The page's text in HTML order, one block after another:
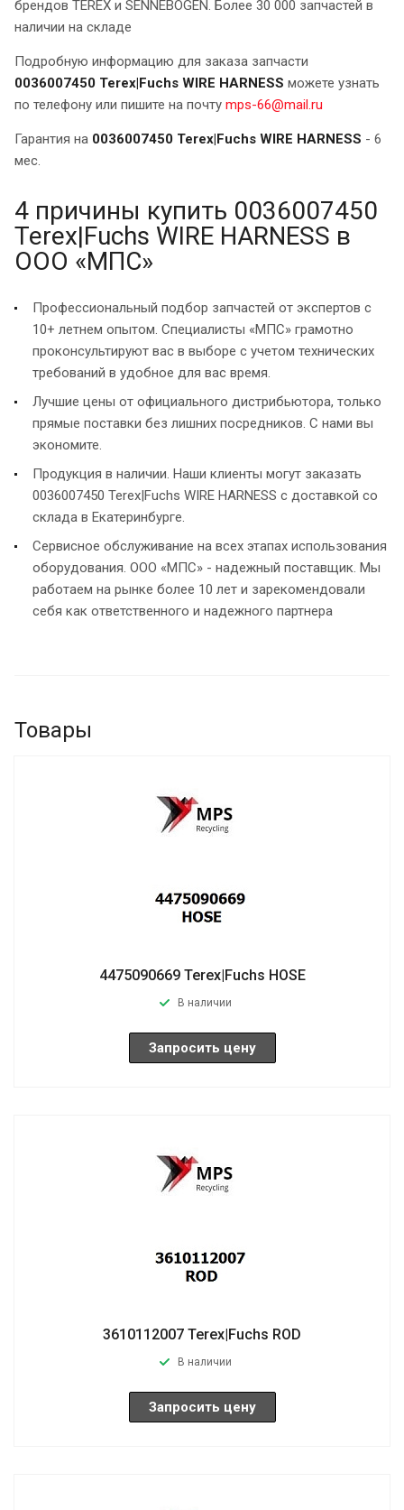
брендов TEREX и SENNEBOGEN. Более 30 000 запчастей в
наличии на складе
Подробную информацию для заказа запчасти
0036007450 Terex|Fuchs WIRE HARNESS можете узнать
по телефону или пишите на почту mps-66@mail.ru
Гарантия на 0036007450 Terex|Fuchs WIRE HARNESS - 6
мес.
4 причины купить 0036007450
Terex|Fuchs WIRE HARNESS в
ООО «МПС»
Профессиональный подбор запчастей от экспертов с
10+ летнем опытом. Специалисты «МПС» грамотно
проконсультируют вас в выборе с учетом технических
требований в удобное для вас время.
Лучшие цены от официального дистрибьютора, только
прямые поставки без лишних посредников. С нами вы
экономите.
Продукция в наличии. Наши клиенты могут заказать
0036007450 Terex|Fuchs WIRE HARNESS с доставкой со
склада в Екатеринбурге.
Сервисное обслуживание на всех этапах использования
оборудования. ООО «МПС» - надежный поставщик. Мы
работаем на рынке более 10 лет и зарекомендовали
себя как ответственного и надежного партнера
Товары
4475090669 Terex|Fuchs HOSE
В наличии
Запросить цену
3610112007 Terex|Fuchs ROD
В наличии
Запросить цену